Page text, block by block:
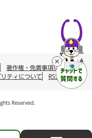
著作権・免責事項について
ティについて RSS配信
Reserved.